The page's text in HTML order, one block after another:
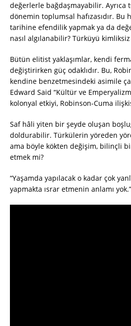
değerlerle bağdaşmayabilir. Ayrıca
dönemin toplumsal hafızasıdır. Bu
tarihine efendilik yapmak ya da
nasıl algılanabilir? Türküyü kimliksiz
Bütün elitist yaklaşımlar, kendi
değiştirirken güç odaklıdır. Bu,
kendine benzetmesindeki asimile
Edward Said “Kültür ve
kolonyal etkiyi, Robinson-Cuma
Saf hâli yiten bir şeyde oluşan
doldurabilir. Türkülerin yöreden
ama böyle kökten değişim, bilinçli
etmek mi?
“Yaşamda yapılacak o kadar çok
yapmakta ısrar etmenin anlamı